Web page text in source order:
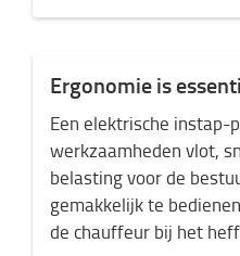
Ergonomie is
Een elektrische instap-
werkzaamheden vlot,
belasting voor de
gemakkelijk te
de chauffeur bij het